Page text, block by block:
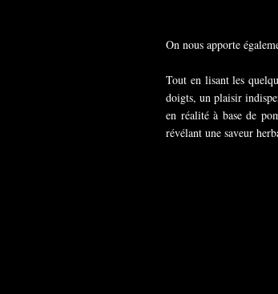
On nous apporte
Tout en lisant les
doigts, un plaisir
en réalité à base de
révélant une saveur